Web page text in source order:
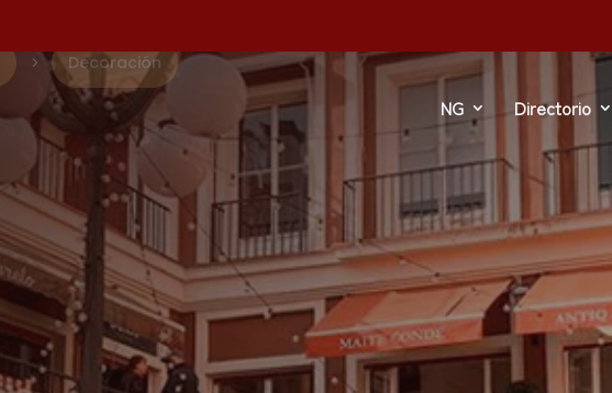
NG Directorio
5 Decoración